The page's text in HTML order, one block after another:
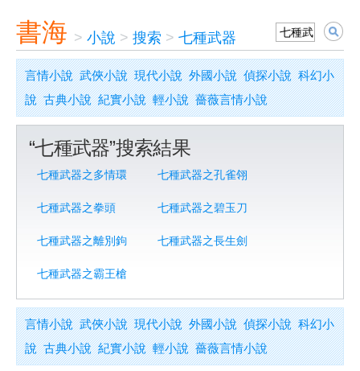
書海 > 小說 > 搜索 > 七種武器
言情小說 武俠小說 現代小說 外國小說 偵探小說 科幻小
說 古典小說 紀實小說 輕小說 薔薇言情小說
“七種武器”搜索結果
七種武器之多情環 七種武器之孔雀翎
七種武器之拳頭 七種武器之碧玉刀
七種武器之離別鉤 七種武器之長生劍
七種武器之霸王槍
言情小說 武俠小說 現代小說 外國小說 偵探小說 科幻小
說 古典小說 紀實小說 輕小說 薔薇言情小說